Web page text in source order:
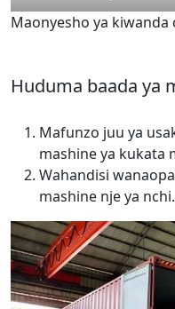
Maonyesho ya kiwanda
Huduma baada ya
Mafunzo juu ya
mashine ya kukata
Wahandisi
mashine nje ya nchi.